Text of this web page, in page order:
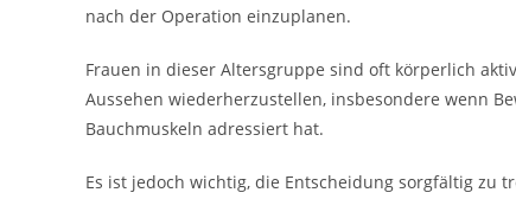
nach der Operation einzuplanen.
Frauen in dieser Altersgruppe sind oft körperlich
Aussehen wiederherzustellen, insbesondere wenn
Bauchmuskeln adressiert hat.
Es ist jedoch wichtig, die Entscheidung sorgfältig zu